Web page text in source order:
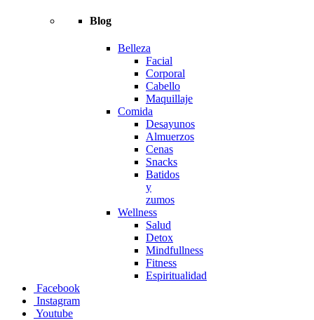
Blog
Belleza
Facial
Corporal
Cabello
Maquillaje
Comida
Desayunos
Almuerzos
Cenas
Snacks
Batidos
y
zumos
Wellness
Salud
Detox
Mindfullness
Fitness
Espiritualidad
Facebook
Instagram
Youtube